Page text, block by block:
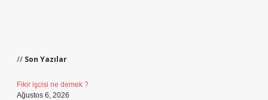
Son Yazılar
Fikir işcisi ne demek ?
Ağustos 6, 2026